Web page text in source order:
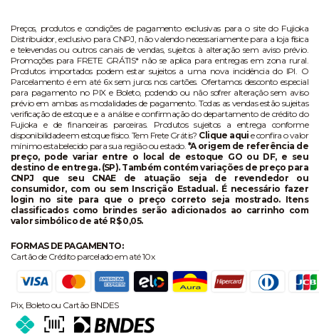
Preços, produtos e condições de pagamento exclusivas para o site do Fujioka
Distribuidor, exclusivo para CNPJ, não valendo necessariamente para a loja física
e televendas ou outros canais de vendas, sujeitos à alteração sem aviso prévio.
Promoções para FRETE GRÁTIS* não se aplica para entregas em zona rural.
Produtos importados podem estar sujeitos a uma nova incidência do IPI. O
Parcelamento é em até 6x sem juros nos cartões. Ofertamos desconto especial
para pagamento no PIX e Boleto, podendo ou não sofrer alteração sem aviso
prévio em ambas as modalidades de pagamento. Todas as vendas estão sujeitas
verificação de estoque e a análise e confirmação do departamento de crédito do
Fujioka e de financeiras parceiras. Produtos sujeitos a entrega conforme
disponibilidade em estoque físico. Tem Frete Grátis? Clique aqui e confira o valor
mínimo estabelecido para sua região ou estado. *A origem de referência de
preço, pode variar entre o local de estoque GO ou DF, e seu
destino de entrega. (SP). Também contém variações de preço para
CNPJ que seu CNAE de atuação seja de revendedor ou
consumidor, com ou sem Inscrição Estadual. É necessário fazer
login no site para que o preço correto seja mostrado. Itens
classificados como brindes serão adicionados ao carrinho com
valor simbólico de até R$ 0,05.
FORMAS DE PAGAMENTO:
Cartão de Crédito parcelado em até 10x
Pix, Boleto ou Cartão BNDES